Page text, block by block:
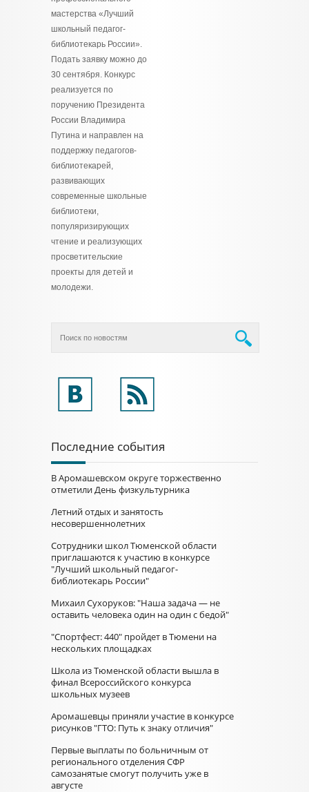
мастерства «Лучший
школьный педагог-
библиотекарь России».
Подать заявку можно до
30 сентября. Конкурс
реализуется по
поручению Президента
России Владимира
Путина и направлен на
поддержку педагогов-
библиотекарей,
развивающих
современные школьные
библиотеки,
популяризирующих
чтение и реализующих
просветительские
проекты для детей и
молодежи.
Последние события
В Аромашевском округе торжественно
отметили День физкультурника
Летний отдых и занятость
несовершеннолетних
Сотрудники школ Тюменской области
приглашаются к участию в конкурсе
"Лучший школьный педагог-
библиотекарь России"
Михаил Сухоруков: "Наша задача — не
оставить человека один на один с бедой"
"Спортфест: 440" пройдет в Тюмени на
нескольких площадках
Школа из Тюменской области вышла в
финал Всероссийского конкурса
школьных музеев
Аромашевцы приняли участие в конкурсе
рисунков "ГТО: Путь к знаку отличия"
Первые выплаты по больничным от
регионального отделения СФР
самозанятые смогут получить уже в
августе